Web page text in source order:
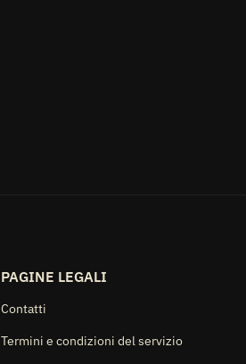
PAGINE LEGALI
Contatti
Termini e condizioni del servizio